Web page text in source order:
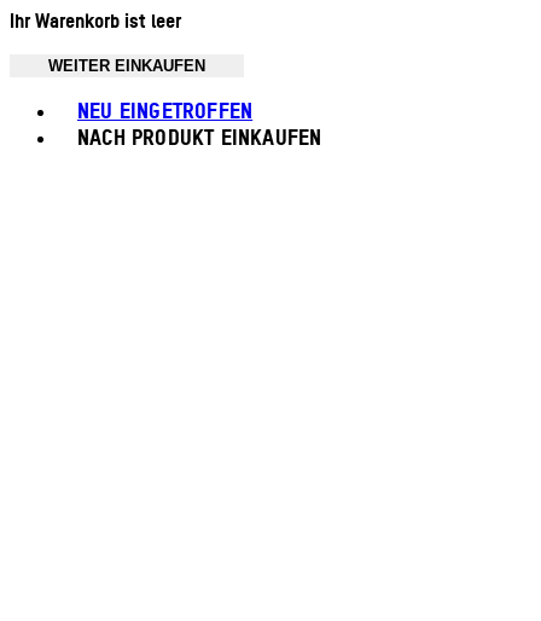
Ihr Warenkorb ist leer
WEITER EINKAUFEN
NEU EINGETROFFEN
NACH PRODUKT EINKAUFEN